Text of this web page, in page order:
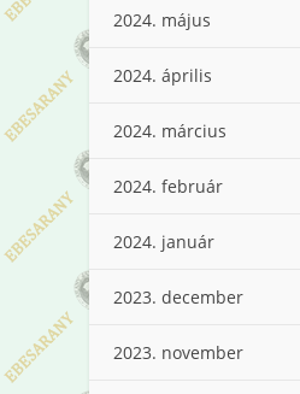
2024. május
2024. április
2024. március
2024. február
2024. január
2023. december
2023. november